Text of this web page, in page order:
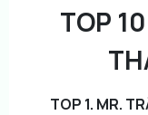
TOP
TOP 1. MR.